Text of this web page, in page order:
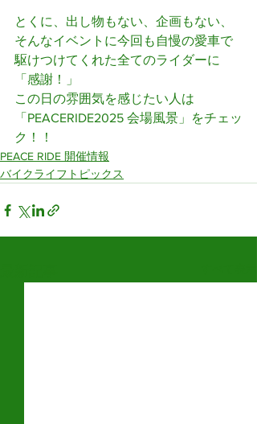
とくに、出し物もない、企画もない、
そんなイベントに今回も自慢の愛車で
駆けつけてくれた全てのライダーに
「感謝！」
この日の雰囲気を感じたい人は
「PEACERIDE2025 会場風景」をチェッ
ク！！
PEACE RIDE 開催情報
バイクライフトピックス